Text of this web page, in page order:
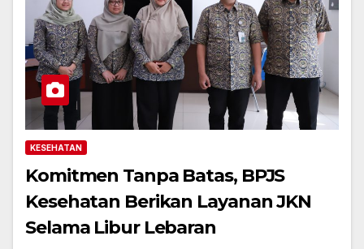
KESEHATAN
Komitmen Tanpa Batas, BPJS
Kesehatan Berikan Layanan JKN
Selama Libur Lebaran